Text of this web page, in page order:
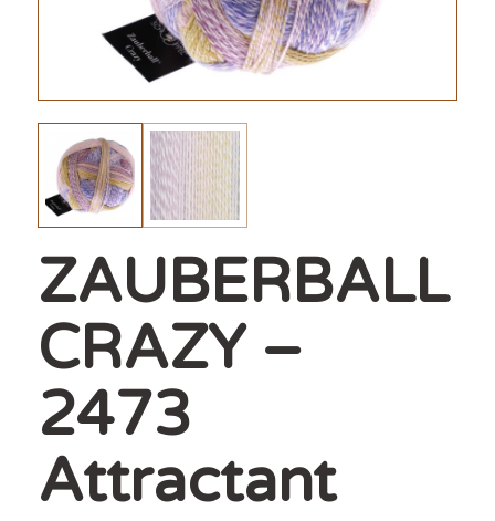
ZAUBERBALL
CRAZY –
2473
Attractant